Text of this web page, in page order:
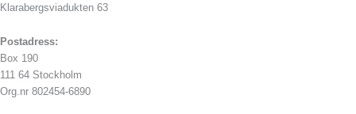
Klarabergsviadukten 63
Postadress:
Box 190
111 64 Stockholm
Org.nr 802454-6890